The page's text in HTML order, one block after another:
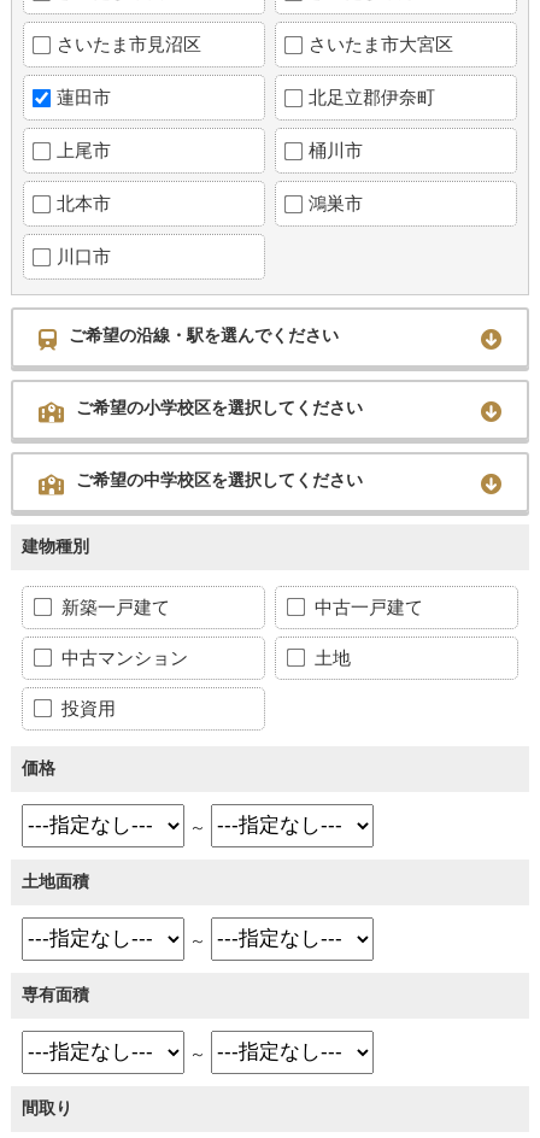
さいたま市見沼区 さいたま市大宮区
蓮田市 北足立郡伊奈町
上尾市 桶川市
北本市 鴻巣市
川口市
ご希望の沿線・駅を選んでください
ご希望の小学校区を選択してください
ご希望の中学校区を選択してください
建物種別
新築一戸建て 中古一戸建て
中古マンション 土地
投資用
価格
～
土地面積
～
専有面積
～
間取り